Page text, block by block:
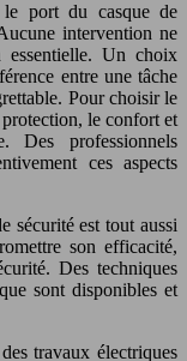
le port du casque de
intervention ne
essentielle. Un choix
entre une tâche
Pour choisir le
le confort et
professionnels
ces aspects
sécurité est tout aussi
son efficacité,
Des techniques
sont disponibles et
travaux électriques